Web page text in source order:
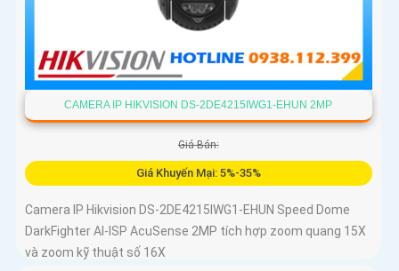
CAMERA IP HIKVISION DS-2DE4215IWG1-EHUN 2MP
Giá Bán:
Giá Khuyến Mại: 5%-35%
Camera IP Hikvision DS-2DE4215IWG1-EHUN Speed Dome
DarkFighter AI-ISP AcuSense 2MP tích hợp zoom quang 15X
và zoom kỹ thuật số 16X